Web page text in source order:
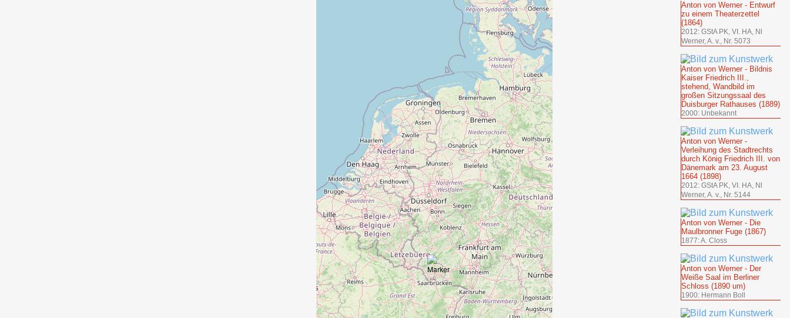
Anton von Werner - Entwurf
zu einem Theaterzettel
(1864)
2012: GStA PK, VI. HA, Nl
Werner, A. v., Nr. 5073
Anton von Werner - Bildnis
Kaiser Friedrich III.,
stehend, Wandbild im
großen Sitzungssaal des
Duisburger Rathauses (1889)
2000: Unbekannt
Anton von Werner -
Verleihung des Stadtrechts
durch König Friedrich III. von
Dänemark am 23. August
1664 (1898)
2012: GStA PK, VI. HA, Nl
Werner, A. v., Nr. 5144
Anton von Werner - Die
Maulbronner Fuge (1867)
1877: A. Closs
Anton von Werner - Der
Weiße Saal im Berliner
Schloss (1890 um)
1900: Hermann Boll